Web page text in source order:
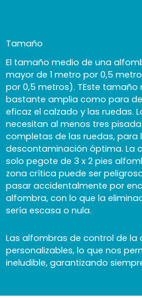
Tamaño
El tamaño medio de una
mayor de 1 metro por 0,5
por 0,5 metros). TEste tamaño
bastante amplia como para
eficaz el calzado y las ruedas.
necesitan al menos tres
completas de las ruedas, para
descontaminación óptima. La
solo pegote de 3 x 2 pies
zona crítica puede ser
pasar accidentalmente por
alfombra, con lo que la
sería escasa o nula.
Las alfombras de control de
personalizables, lo que nos
ineludible, garantizando